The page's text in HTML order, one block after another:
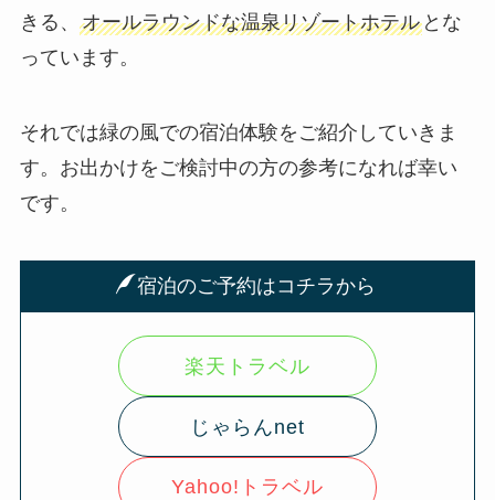
きる、 オールラウンドな温泉リゾートホテルとな
っています。
それでは緑の風での宿泊体験をご紹介していきま
す。お出かけをご検討中の方の参考になれば幸い
です。
宿泊のご予約はコチラから
楽天トラベル
じゃらんnet
Yahoo!トラベル